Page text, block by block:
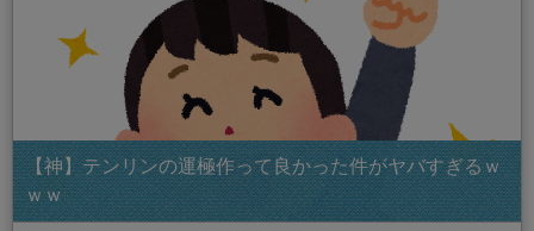
【神】テンリンの運極作って良かった件がヤバすぎるｗ
ｗｗ